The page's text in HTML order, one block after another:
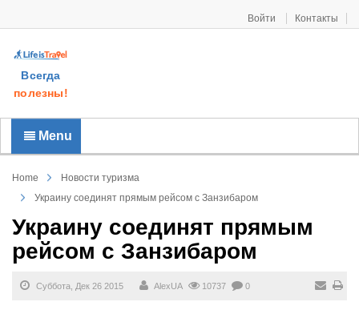
Войти Контакты
Всегда
полезны!
Menu
Home
Новости туризма
Украину соединят прямым рейсом с Занзибаром
Украину соединят прямым
рейсом с Занзибаром
Суббота, Дек 26 2015 AlexUA 10737 0